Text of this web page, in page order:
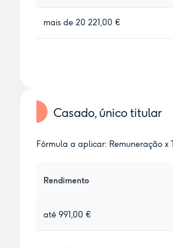
mais de 20 221,00 €
Casado, único titular
Fórmula a aplicar: Remuneração
Rendimento
até 991,00 €